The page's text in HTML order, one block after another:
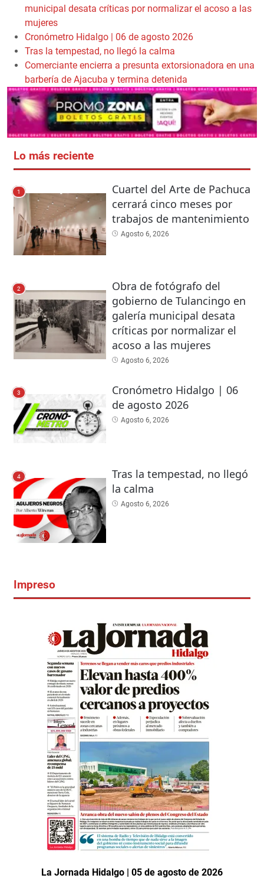
municipal desata críticas por normalizar el acoso a las
mujeres
Cronómetro Hidalgo | 06 de agosto 2026
Tras la tempestad, no llegó la calma
Comerciante encierra a presunta extorsionadora en una
barbería de Ajacuba y termina detenida
Lo más reciente
1
Cuartel del Arte de Pachuca
cerrará cinco meses por
trabajos de mantenimiento
Agosto 6, 2026
2
Obra de fotógrafo del
gobierno de Tulancingo en
galería municipal desata
críticas por normalizar el
acoso a las mujeres
Agosto 6, 2026
3
Cronómetro Hidalgo | 06
de agosto 2026
Agosto 6, 2026
4
Tras la tempestad, no llegó
la calma
Agosto 6, 2026
Impreso
La Jornada Hidalgo | 05 de agosto de 2026